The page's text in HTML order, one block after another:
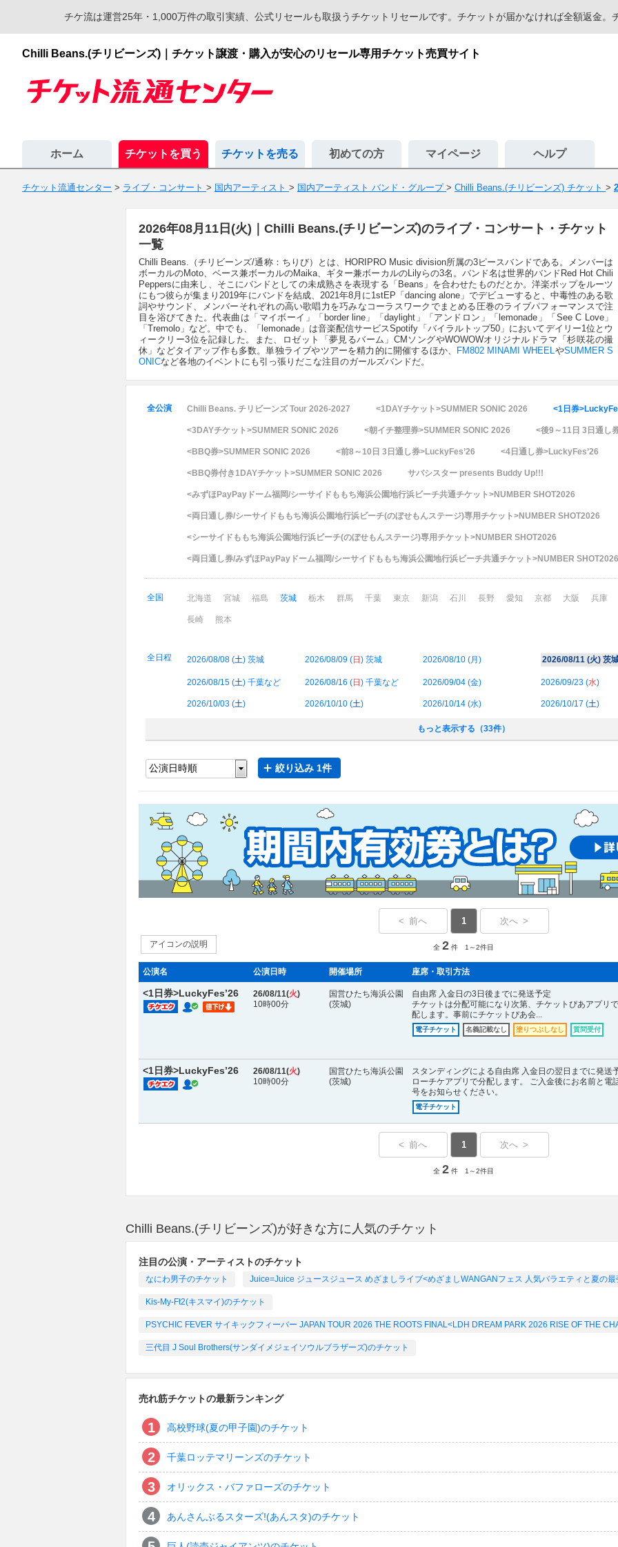
チケ流は運営25年・1,000万件の取引実績、公式リセールも取扱うチケットリセールです。チケットが届かなければ全額返金
Chilli Beans.(チリビーンズ)｜チケット譲渡・購入が安心のリセール専用チケット売買サイト
ホーム チケットを買う チケットを売る 初めての方 マイページ ヘルプ
チケット流通センター > ライブ・コンサート > 国内アーティスト > 国内アーティスト バンド・グループ > Chilli Beans.(チリビーンズ) チケット >
2026年08月11日(火)｜Chilli Beans.(チリビーンズ)のライブ・コンサート・チケット
一覧
Chilli Beans.（チリビーンズ/通称：ちりび）とは、HORIPRO Music division所属の3ピースバンドである。メンバーは
ボーカルのMoto、ベース兼ボーカルのMaika、ギター兼ボーカルのLilyらの3名。バンド名は世界的バンドRed Hot Chili
Peppersに由来し、そこにバンドとしての未成熟さを表現する「Beans」を合わせたものだとか。洋楽ポップをルーツ
にもつ彼らが集まり2019年にバンドを結成、2021年8月に1stEP「dancing alone」でデビューすると、中毒性のある歌
詞やサウンド、メンバーそれぞれの高い歌唱力を巧みなコーラスワークでまとめる圧巻のライブパフォーマンスで注
目を浴びてきた。代表曲は「マイボーイ」「border line」「daylight」「アンドロン」「lemonade」「See C Love」
「Tremolo」など。中でも、「lemonade」は音楽配信サービスSpotify「バイラルトップ50」においてデイリー1位とウ
ィークリー3位を記録した。また、ロゼット「夢見るバーム」CMソングやWOWOWオリジナルドラマ「杉咲花の撮
休」などタイアップ作も多数。単独ライブやツアーを精力的に開催するほか、
FM802 MINAMI WHEELやSUMMER S
ONICなど各地のイベントにも引っ張りだこな注目のガールズバンドだ。
全公演 Chilli Beans. チリビーンズ Tour 2026-2027 <1DAYチケット>SUMMER SONIC 2026 <1日券
<3DAYチケット>SUMMER SONIC 2026 <朝イチ整理券>SUMMER SONIC 2026 <後9～11日 3日通し
<BBQ券>SUMMER SONIC 2026 <前8～10日 3日通し券>LuckyFes’26 <4日通し券>LuckyFes’26
<BBQ券付き1DAYチケット>SUMMER SONIC 2026 サバシスター presents Buddy Up!!!
<みずほPayPayドーム福岡/シーサイドももち海浜公園地行浜ビーチ共通チケット>NUMBER SHOT2026
<両日通し券/シーサイドももち海浜公園地行浜ビーチ(のぼせもんステージ)専用チケット>NUMBER SHOT2026
<シーサイドももち海浜公園地行浜ビーチ(のぼせもんステージ)専用チケット>NUMBER SHOT2026
<両日通し券/みずほPayPayドーム福岡/シーサイドももち海浜公園地行浜ビーチ共通チケット>NUMBER SHOT2026
全国 北海道 宮城 福島 茨城 栃木 群馬 千葉 東京 新潟 石川 長野 愛知 京都 大阪 兵庫
長崎 熊本
全日程 2026/08/08 (土) 茨城 2026/08/09 (日 ) 茨城 2026/08/10 (月 ) 2026/08/11 (火) 茨
2026/08/15 (土) 千葉など 2026/08/16 (日 ) 千葉など 2026/09/04 (金) 2026/09/23 (水)
2026/10/03 (土) 2026/10/10 (土) 2026/10/14 (水) 2026/10/17 (土)
もっと表示する（33件）
絞り込み 1件
アイコンの説明
< 前へ 1 次へ >
全 2 件 1～2件目
公演名 公演日時 開催場所 座席・取引方法
<1日券>LuckyFes’26 26/08/11(火)
10時00分
国営ひたち海浜公園
(茨城)
自由席 入金日の3日後までに発送予定
チケットは分配可能になり次第、チケットぴあアプリ
配します。事前にチケットぴあ会...
電子チケット 名義記載なし 塗りつぶしなし 質問受付
<1日券>LuckyFes’26 26/08/11(火)
10時00分
国営ひたち海浜公園
(茨城)
スタンディングによる自由席 入金日の翌日までに発送
ローチケアプリで分配します。 ご入金後にお名前と電
号をお知らせください。
電子チケット
< 前へ 1 次へ >
全 2 件 1～2件目
Chilli Beans.(チリビーンズ)が好きな方に人気のチケット
注目の公演・アーティストのチケット
なにわ男子のチケット Juice=Juice ジュースジュース めざましライブ<めざましWANGANフェス 人気バラエティと夏の
Kis-My-Ft2(キスマイ)のチケット
PSYCHIC FEVER サイキックフィーバー JAPAN TOUR 2026 THE ROOTS FINAL<LDH DREAM PARK 2026 RISE OF THE
三代目 J Soul Brothers(サンダイメジェイソウルブラザーズ)のチケット
売れ筋チケットの最新ランキング
高校野球(夏の甲子園)のチケット
千葉ロッテマリーンズのチケット
オリックス・バファローズのチケット
あんさんぶるスターズ!(あんスタ)のチケット